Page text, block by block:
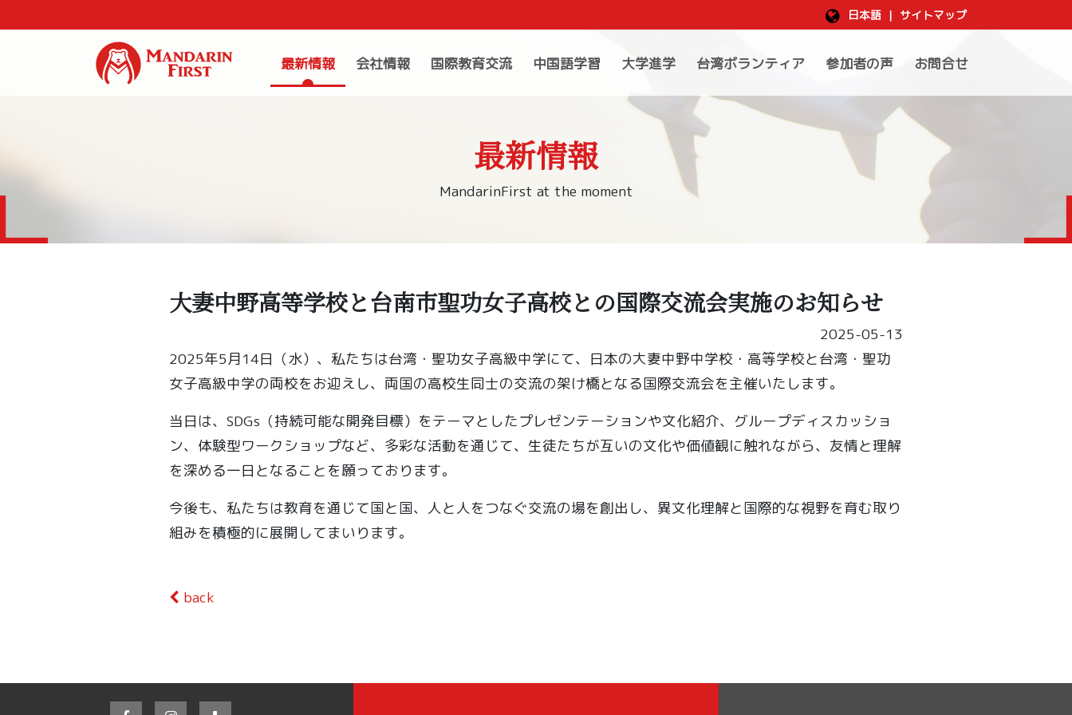
日本語 | サイトマップ
最新情報 会社情報 国際教育交流 中国語学習 大学進学 台湾ボランティア 参加者の声 お問合せ
最新情報
MandarinFirst at the moment
大妻中野高等学校と台南市聖功女子高校との国際交流会実施のお知らせ
2025-05-13
2025年5月14日（水）、私たちは台湾・聖功女子高級中学にて、日本の大妻中野中学校・高等学校と台湾・聖功
女子高級中学の両校をお迎えし、両国の高校生同士の交流の架け橋となる国際交流会を主催いたします。
当日は、SDGs（持続可能な開発目標）をテーマとしたプレゼンテーションや文化紹介、グループディスカッショ
ン、体験型ワークショップなど、多彩な活動を通じて、生徒たちが互いの文化や価値観に触れながら、友情と理解
を深める一日となることを願っております。
今後も、私たちは教育を通じて国と国、人と人をつなぐ交流の場を創出し、異文化理解と国際的な視野を育む取り
組みを積極的に展開してまいります。
back